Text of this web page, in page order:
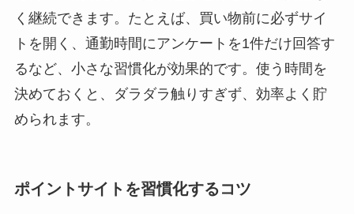
く継続できます。たとえば、買い物前に必ずサイ
トを開く、通勤時間にアンケートを1件だけ回答す
るなど、小さな習慣化が効果的です。使う時間を
決めておくと、ダラダラ触りすぎず、効率よく貯
められます。
ポイントサイトを習慣化するコツ